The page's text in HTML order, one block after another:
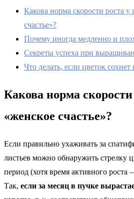
Какова норма скорости роста у
счастье»?
Почему иногда медленно и
Секреты успеха при
Что делать, если цветок сохнет
Какова норма
«женское счастье»?
Если правильно ухаживать за
листьев можно обнаружить стрелку
период (хотя время активного роста
Так, если за месяц в пучке